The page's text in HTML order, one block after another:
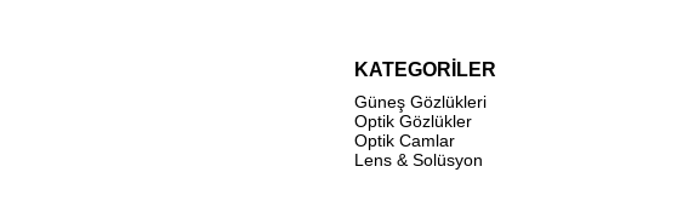
KATEGORİLER
Güneş Gözlükleri
Optik Gözlükler
Optik Camlar
Lens & Solüsyon